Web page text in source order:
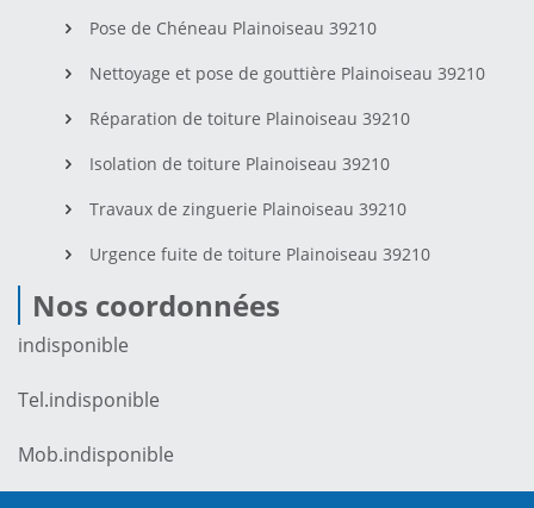
Pose de Chéneau Plainoiseau 39210
Nettoyage et pose de gouttière Plainoiseau 39210
Réparation de toiture Plainoiseau 39210
Isolation de toiture Plainoiseau 39210
Travaux de zinguerie Plainoiseau 39210
Urgence fuite de toiture Plainoiseau 39210
Nos coordonnées
indisponible
Tel.indisponible
Mob.indisponible